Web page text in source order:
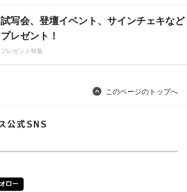
試写会、登壇イベント、サインチェキなど
プレゼント！
プレゼント特集
このページのトップへ